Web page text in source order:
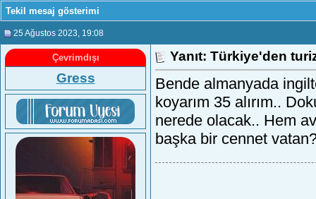
Tekil mesaj gösterimi
25 Ağustos 2023 , 19:08
Çevrimdışı
Gress
Yanıt: Türkiye'den
Bende almanyada
koyarım 35 alırım..
nerede olacak.. Hem
başka bir cennet